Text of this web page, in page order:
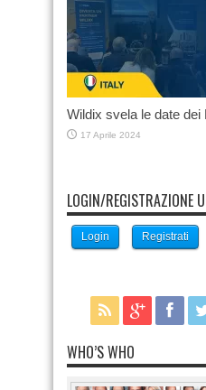
Wildix svela le date dei
17 Aprile 2024
LOGIN/REGISTRAZIONE
Login Registrati
WHO’S WHO